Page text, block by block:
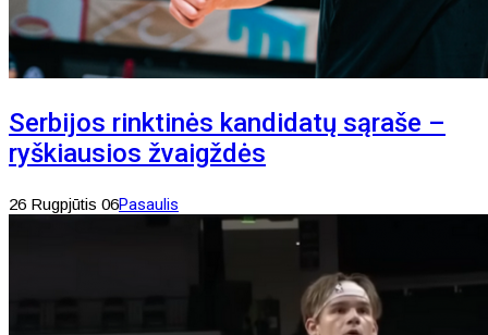
Serbijos rinktinės kandidatų sąraše –
ryškiausios žvaigždės
26 Rugpjūtis 06Pasaulis